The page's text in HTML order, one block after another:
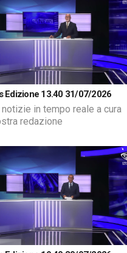
Edizione 13.40 31/07/2026
in tempo reale a cura
redazione